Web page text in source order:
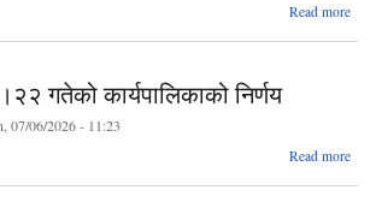
Read more
गतेको कार्यपालिकाको निर्णय
07/06/2026 - 11:23
Read more